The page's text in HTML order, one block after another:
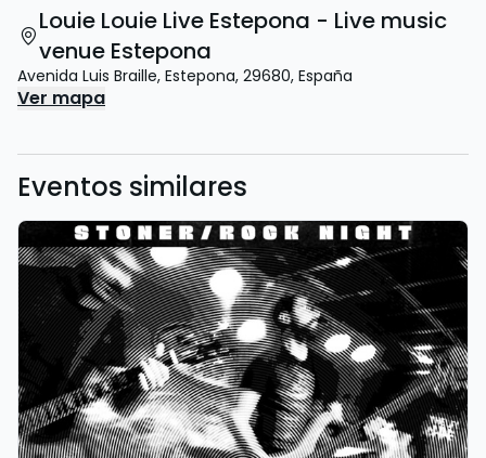
Louie Louie Live Estepona - Live music
venue Estepona
Avenida Luis Braille, Estepona, 29680, España
Ver mapa
Eventos similares